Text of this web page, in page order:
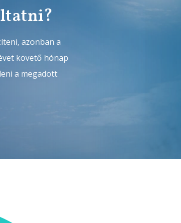
azonban a
követő hónap
a megadott